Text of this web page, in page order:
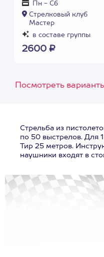
Пн - Сб
Стрелковый клуб
Мастер
в составе группы
2600 ₽
Посмотреть
Стрельба из
по 50 выстрелов. Для 1
Тир 25 метров.
наушники входят в